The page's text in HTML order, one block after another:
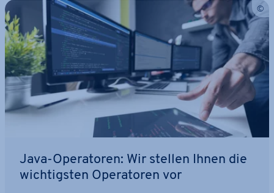
Java-Ope­ra­to­ren: Wir stellen Ihnen die
wich­tigs­ten Ope­ra­to­ren vor